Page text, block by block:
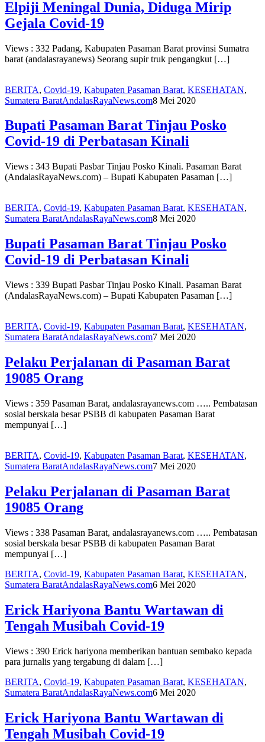
Elpiji Meningal Dunia, Diduga Mirip
Gejala Covid-19
Views : 332 Padang, Kabupaten Pasaman Barat provinsi Sumatra
barat (andalasrayanews) Seorang supir truk pengangkut […]
BERITA, Covid-19, Kabupaten Pasaman Barat, KESEHATAN,
Sumatera BaratAndalasRayaNews.com8 Mei 2020
Bupati Pasaman Barat Tinjau Posko
Covid-19 di Perbatasan Kinali
Views : 343 Bupati Pasbar Tinjau Posko Kinali. Pasaman Barat
(AndalasRayaNews.com) – Bupati Kabupaten Pasaman […]
BERITA, Covid-19, Kabupaten Pasaman Barat, KESEHATAN,
Sumatera BaratAndalasRayaNews.com8 Mei 2020
Bupati Pasaman Barat Tinjau Posko
Covid-19 di Perbatasan Kinali
Views : 339 Bupati Pasbar Tinjau Posko Kinali. Pasaman Barat
(AndalasRayaNews.com) – Bupati Kabupaten Pasaman […]
BERITA, Covid-19, Kabupaten Pasaman Barat, KESEHATAN,
Sumatera BaratAndalasRayaNews.com7 Mei 2020
Pelaku Perjalanan di Pasaman Barat
19085 Orang
Views : 359 Pasaman Barat, andalasrayanews.com ….. Pembatasan
sosial berskala besar PSBB di kabupaten Pasaman Barat
mempunyai […]
BERITA, Covid-19, Kabupaten Pasaman Barat, KESEHATAN,
Sumatera BaratAndalasRayaNews.com7 Mei 2020
Pelaku Perjalanan di Pasaman Barat
19085 Orang
Views : 338 Pasaman Barat, andalasrayanews.com ….. Pembatasan
sosial berskala besar PSBB di kabupaten Pasaman Barat
mempunyai […]
BERITA, Covid-19, Kabupaten Pasaman Barat, KESEHATAN,
Sumatera BaratAndalasRayaNews.com6 Mei 2020
Erick Hariyona Bantu Wartawan di
Tengah Musibah Covid-19
Views : 390 Erick hariyona memberikan bantuan sembako kepada
para jurnalis yang tergabung di dalam […]
BERITA, Covid-19, Kabupaten Pasaman Barat, KESEHATAN,
Sumatera BaratAndalasRayaNews.com6 Mei 2020
Erick Hariyona Bantu Wartawan di
Tengah Musibah Covid-19